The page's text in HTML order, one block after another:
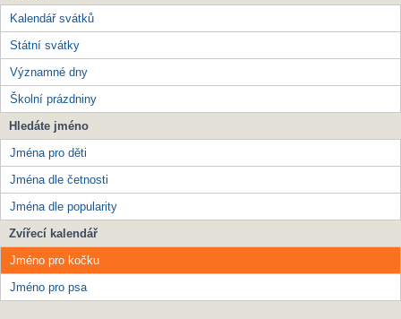
Kalendář svátků
Státní svátky
Významné dny
Školní prázdniny
Hledáte jméno
Jména pro děti
Jména dle četnosti
Jména dle popularity
Zvířecí kalendář
Jméno pro kočku
Jméno pro psa